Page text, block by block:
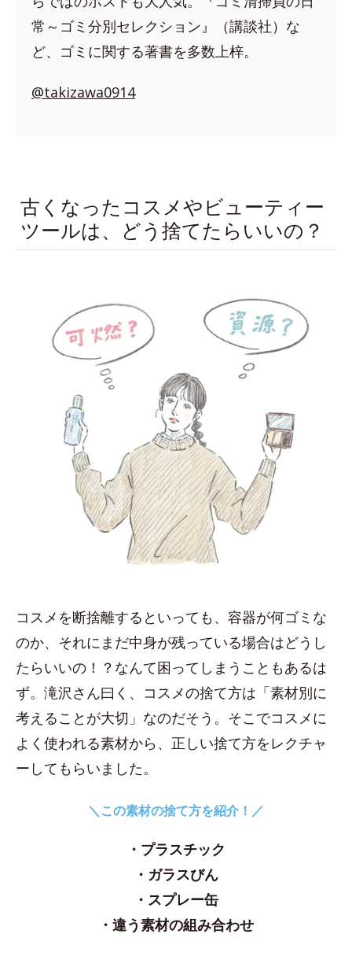
常～ゴミ分別セレクション』（講談社）な
ど、ゴミに関する著書を多数上梓。
@takizawa0914
古くなったコスメやビューティー
ツールは、どう捨てたらいいの？
コスメを断捨離するといっても、容器が何ゴミな
のか、それにまだ中身が残っている場合はどうし
たらいいの！？なんて困ってしまうこともあるは
ず。滝沢さん曰く、コスメの捨て方は「素材別に
考えることが大切」なのだそう。そこでコスメに
よく使われる素材から、正しい捨て方をレクチャ
ーしてもらいました。
＼この素材の捨て方を紹介！／
・プラスチック
・ガラスびん
・スプレー缶
・違う素材の組み合わせ